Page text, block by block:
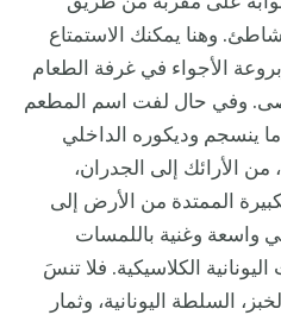
وهنا يمكنك الاستمتاع
الأجواء في غرفة الطعام
وفي حال لفت اسم المطعم
ما ينسجم وديكوره الداخلي
من الأرائك إلى الجدران،
الممتدة من الأرض إلى
واسعة وغنية باللمسات
الكلاسيكية. فلا تنسَ
السلطة اليونانية، وثمار